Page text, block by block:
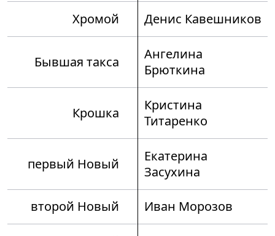
Хромой Денис Кавешников
Бывшая такса
Ангелина
Брюткина
Крошка
Кристина
Титаренко
первый Новый
Екатерина
Засухина
второй Новый Иван Морозов